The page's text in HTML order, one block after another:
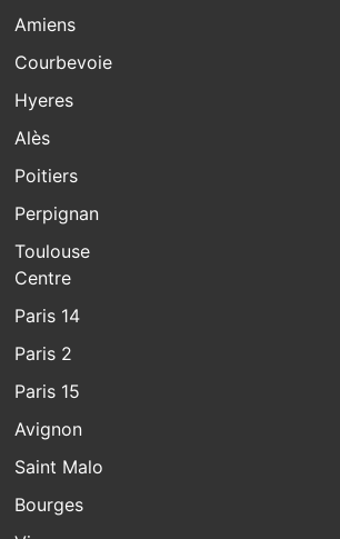
Amiens
Courbevoie
Hyeres
Alès
Poitiers
Perpignan
Toulouse
Centre
Paris 14
Paris 2
Paris 15
Avignon
Saint Malo
Bourges